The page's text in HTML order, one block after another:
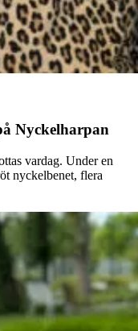
Nyckelharpan
vardag. Under en
nyckelbenet, flera